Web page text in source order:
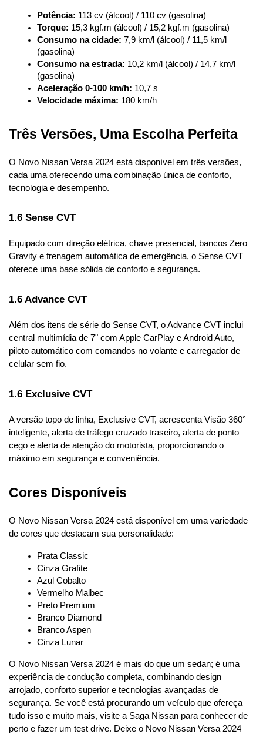
Potência: 113 cv (álcool) / 110 cv (gasolina)
Torque: 15,3 kgf.m (álcool) / 15,2 kgf.m (gasolina)
Consumo na cidade: 7,9 km/l (álcool) / 11,5 km/l
(gasolina)
Consumo na estrada: 10,2 km/l (álcool) / 14,7 km/l
(gasolina)
Aceleração 0-100 km/h: 10,7 s
Velocidade máxima: 180 km/h
Três Versões, Uma Escolha Perfeita
O Novo Nissan Versa 2024 está disponível em três versões,
cada uma oferecendo uma combinação única de conforto,
tecnologia e desempenho.
1.6 Sense CVT
Equipado com direção elétrica, chave presencial, bancos Zero
Gravity e frenagem automática de emergência, o Sense CVT
oferece uma base sólida de conforto e segurança.
1.6 Advance CVT
Além dos itens de série do Sense CVT, o Advance CVT inclui
central multimídia de 7" com Apple CarPlay e Android Auto,
piloto automático com comandos no volante e carregador de
celular sem fio.
1.6 Exclusive CVT
A versão topo de linha, Exclusive CVT, acrescenta Visão 360°
inteligente, alerta de tráfego cruzado traseiro, alerta de ponto
cego e alerta de atenção do motorista, proporcionando o
máximo em segurança e conveniência.
Cores Disponíveis
O Novo Nissan Versa 2024 está disponível em uma variedade
de cores que destacam sua personalidade:
Prata Classic
Cinza Grafite
Azul Cobalto
Vermelho Malbec
Preto Premium
Branco Diamond
Branco Aspen
Cinza Lunar
O Novo Nissan Versa 2024 é mais do que um sedan; é uma
experiência de condução completa, combinando design
arrojado, conforto superior e tecnologias avançadas de
segurança. Se você está procurando um veículo que ofereça
tudo isso e muito mais, visite a Saga Nissan para conhecer de
perto e fazer um test drive. Deixe o Novo Nissan Versa 2024